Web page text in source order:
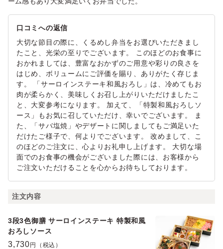
口コミへの返信
大切な節目の際に、くるめし弁当をお選びいただきまし
たこと、光栄の至りでございます。 このほどのお食事に
おかれましては、豊富なおかずのご用意や彩りの良さを
はじめ、ボリュームにご評価を賜り、ありがたく存じま
す。 「サーロインステーキ和風おろし」は、冷めてもお
肉が柔らかく、美味しくお召し上がりいただけましたこ
と、大変参考になります。 加えて、「特製和風おろしソ
ース」もお気に召していただけ、幸いでございます。 ま
た、「サバ塩焼」やデザートに関しましてもご満足いた
だけたご様子で、何よりでございます。 改めまして、こ
のほどのご注文に、心よりお礼申し上げます。 大切な場
面でのお食事の機会がございました際には、お客様から
ご注文いただけることを心からお待ちしております。
注文内容
3段3色御膳 サーロインステーキ 特製和風
おろしソース
3,730 円（税込）